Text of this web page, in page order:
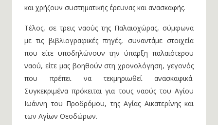
και χρήζουν συστηματικής έρευνας και ανασκαφής.
Τέλος, σε τρεις ναούς της Παλαιοχώρας, σύμφωνα
με τις βιβλιογραφικές πηγές, συναντάμε στοιχεία
που είτε υποδηλώνουν την ύπαρξη παλαιότερου
ναού, είτε μας βοηθούν στη χρονολόγηση, γεγονός
που πρέπει να τεκμηριωθεί ανασκαφικά.
Συγκεκριμένα πρόκειται για τους ναούς του Αγίου
Ιωάννη του Προδρόμου, της Αγίας Αικατερίνης και
των Αγίων Θεοδώρων.